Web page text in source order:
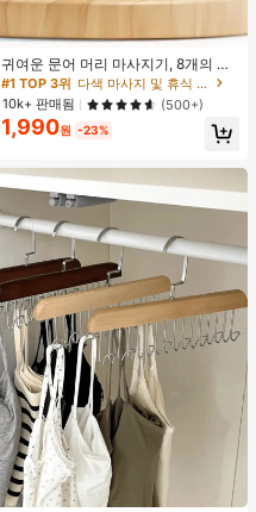
귀여운 문어 머리 마사지기, 8개의 촉
수, 머리 마사지기, 괄사 페이셜 도구,
머리 & 몸 이완, 독특한 마사지 포인
트, 수동 딥 티슈 마사지 도구, 학교, 개
학, 여행, 여행 필수품, 가정 필수품, 스
#1 TOP 3위
다색 마사지 및 휴식 도구
10k+ 판매됨
(500+)
1,990원 -23%